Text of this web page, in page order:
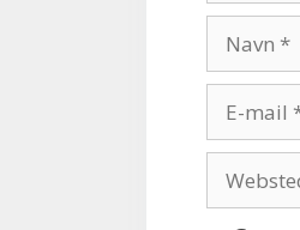
mail